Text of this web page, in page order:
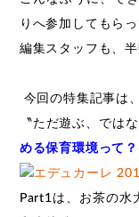
りへ参加してもらっ
編集スタッフも、
今回の特集記事は、
〝ただ遊ぶ、では
める保育環境って？
Part1は、お茶の水